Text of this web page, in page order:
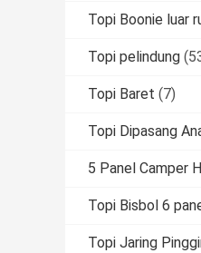
Topi Boonie luar
Topi pelindung
Topi Baret (7)
Topi Dipasang
5 Panel Camper
Topi Bisbol 6
Topi Jaring